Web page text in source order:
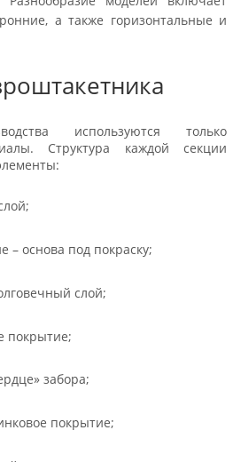
а также горизонтальные и
используются только
Структура каждой секции
– основа под покраску;
слой;
покрытие;
забора;
покрытие;